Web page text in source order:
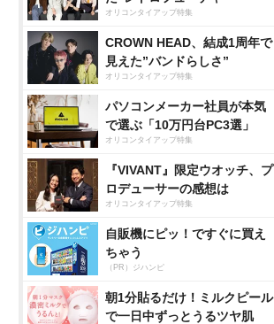
オリコンタイアップ特集
CROWN HEAD、結成1周年で
見えた”バンドらしさ”
オリコンタイアップ特集
パソコンメーカー社員が本気
で選ぶ「10万円台PC3選」
オリコンタイアップ特集
『VIVANT』限定ウオッチ、プ
ロデューサーの感想は
オリコンタイアップ特集
自販機にピッ！ですぐに買え
ちゃう
（PR）ジハンピ
朝1分貼るだけ！ミルクピール
で一日中ずっとうるツヤ肌